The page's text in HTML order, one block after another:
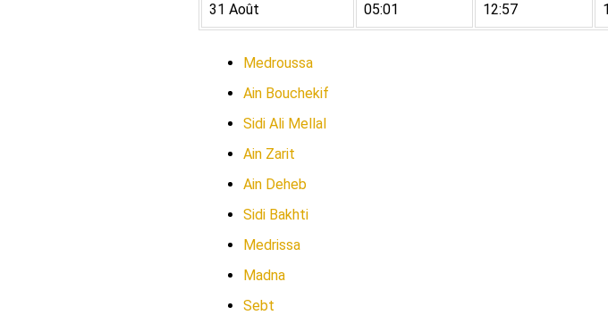
31 Août 05:01 12:57
Medroussa
Ain Bouchekif
Sidi Ali Mellal
Ain Zarit
Ain Deheb
Sidi Bakhti
Medrissa
Madna
Sebt